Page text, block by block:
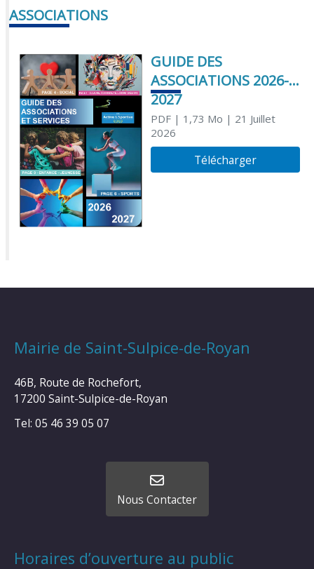
ASSOCIATIONS
GUIDE DES
ASSOCIATIONS 2026-
2027
PDF| 1,73 Mo | 21 Juillet
2026
Télécharger
Mairie de Saint-Sulpice-de-Royan
46B, Route de Rochefort,
17200 Saint-Sulpice-de-Royan
Tel: 05 46 39 05 07
Nous Contacter
Horaires d’ouverture au public